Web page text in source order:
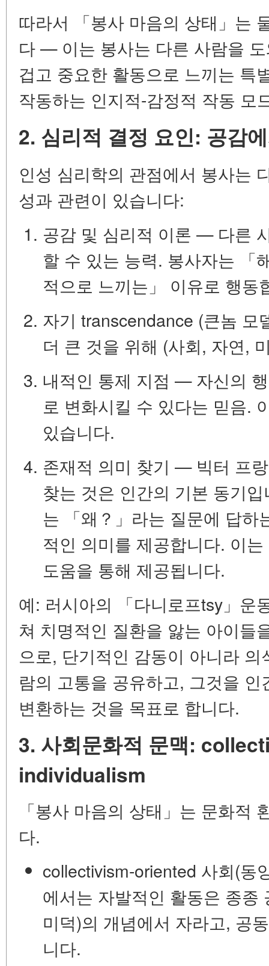
따라서 「봉사 마음의 상태」는
다 — 이는 봉사는 다른 사람을
겁고 중요한 활동으로 느끼는 특
작동하는 인지적-감정적 작동 모
2. 심리적 결정 요인: 공감
인성 심리학의 관점에서 봉사는
성과 관련이 있습니다:
공감 및 심리적 이론 — 다른
할 수 있는 능력. 봉사자는 「
적으로 느끼는」 이유로 행동
자기 transcendance (큰놈 모
더 큰 것을 위해 (사회, 자연,
내적인 통제 지점 — 자신의
로 변화시킬 수 있다는 믿음.
있습니다.
존재적 의미 찾기 — 빅터 프
찾는 것은 인간의 기본 동기
는 「왜？」라는 질문에 답하
적인 의미를 제공합니다. 이
도움을 통해 제공됩니다.
예: 러시아의 「다니로프tsy」운
쳐 치명적인 질환을 앓는 아이들
으로, 단기적인 감동이 아니라
람의 고통을 공유하고, 그것을
변환하는 것을 목표로 합니다.
3. 사회문화적 문맥:
individualism
「봉사 마음의 상태」는 문화적
다.
collectivism-oriented 사회(동
에서는 자발적인 활동은 종종
미덕)의 개념에서 자라고, 공
니다.